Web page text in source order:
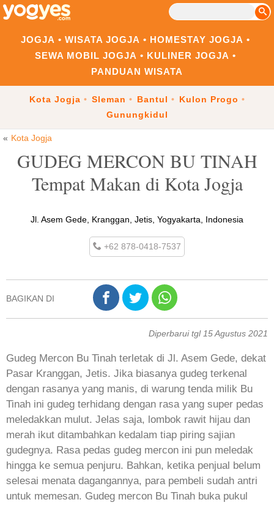
JOGJA WISATA JOGJA
HOMESTAY JOGJA
SEWA MOBIL JOGJA
KULINER JOGJA
PANDUAN WISATA
Kota Jogja Sleman Bantul
Kulon Progo
Gunungkidul
Kota Jogja
GUDEG MERCON BU TINAH
Tempat Makan di Kota Jogja
Jl. Asem Gede, Kranggan, Jetis, Yogyakarta, Indonesia
+62 878-0418-7537
BAGIKAN DI
Diperbarui tgl 15 Agustus 2021
Gudeg Mercon Bu Tinah terletak di Jl. Asem Gede, dekat
Pasar Kranggan, Jetis. Jika biasanya gudeg terkenal
dengan rasanya yang manis, di warung tenda milik Bu
Tinah ini gudeg terhidang dengan rasa yang super pedas
meledakkan mulut. Jelas saja, lombok rawit hijau dan
merah ikut ditambahkan kedalam tiap piring sajian
gudegnya. Rasa pedas gudeg mercon ini pun meledak
hingga ke semua penjuru. Bahkan, ketika penjual belum
selesai menata dagangannya, para pembeli sudah antri
untuk memesan. Gudeg mercon Bu Tinah buka pukul